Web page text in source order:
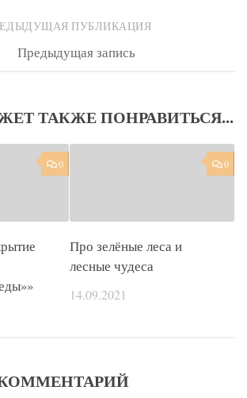
ПУБЛИКАЦИЯ
Предыдущая запись
ТАКЖЕ ПОНРАВИТЬСЯ...
0 0
Про зелёные леса и
лесные чудеса
14.09.2021